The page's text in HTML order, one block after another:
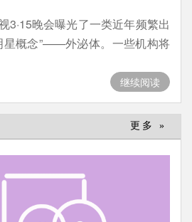
3·15晚会曝光了一类近年频繁出
星概念”——外泌体。一些机构将
继续阅读
更多 »